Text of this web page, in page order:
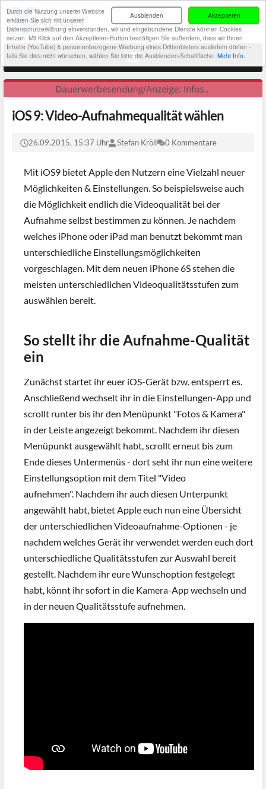
Akzeptieren
Ausblenden
Durch die Nutzung unserer Website
erklären Sie sich mit unserer
Datenschutzerklärung einverstanden, wir und eingebundene Dienste können Cookies
setzen. Mit Klick auf den Akzeptieren-Button bestätigen Sie außerdem, dass wir Ihnen
Inhalte (YouTube) & personenbezogene Werbung eines Drittanbieters ausliefern dürfen -
falls Sie dies nicht wünschen, wählen Sie bitte die Ausblenden-Schaltfläche. Mehr Info.
iOS 9: Video-Aufnahmequalität wählen
26.09.2015, 15:37 Uhr Stefan Kröll 0 Kommentare
Mit iOS9 bietet Apple den Nutzern eine Vielzahl neuer
Möglichkeiten & Einstellungen. So beispielsweise auch
die Möglichkeit endlich die Videoqualität bei der
Aufnahme selbst bestimmen zu können. Je nachdem
welches iPhone oder iPad man benutzt bekommt man
unterschiedliche Einstellungsmöglichkeiten
vorgeschlagen. Mit dem neuen iPhone 6S stehen die
meisten unterschiedlichen Videoqualitätsstufen zum
auswählen bereit.
So stellt ihr die Aufnahme-Qualität
ein
Zunächst startet ihr euer iOS-Gerät bzw. entsperrt es.
Anschließend wechselt ihr in die Einstellungen-App und
scrollt runter bis ihr den Menüpunkt "Fotos & Kamera"
in der Leiste angezeigt bekommt. Nachdem ihr diesen
Menüpunkt ausgewählt habt, scrollt erneut bis zum
Ende dieses Untermenüs - dort seht ihr nun eine weitere
Einstellungsoption mit dem Titel "Video
aufnehmen". Nachdem ihr auch diesen Unterpunkt
angewählt habt, bietet Apple euch nun eine Übersicht
der unterschiedlichen Videoaufnahme-Optionen - je
nachdem welches Gerät ihr verwendet werden euch dort
unterschiedliche Qualitätsstufen zur Auswahl bereit
gestellt. Nachdem ihr eure Wunschoption festgelegt
habt, könnt ihr sofort in die Kamera-App wechseln und
in der neuen Qualitätsstufe aufnehmen.